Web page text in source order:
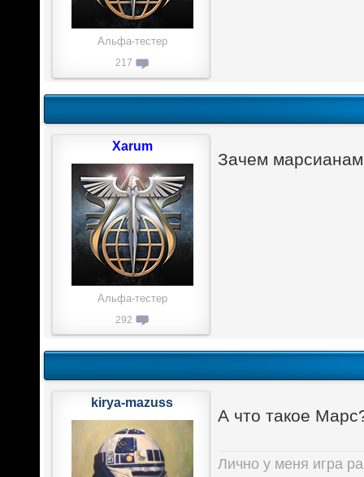
Альфа-тестер
217
Зачем
Xarum
Альфа-тестер
292
А что такое
Лично у меня игра
kirya-mazuss